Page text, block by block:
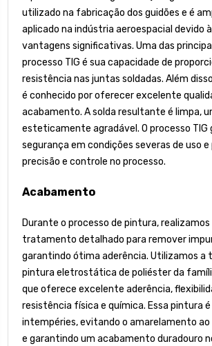
utilizado na fabricação dos guidões e é
aplicado na indústria aeroespacial devido
vantagens significativas. Uma das
processo TIG é sua capacidade de
resistência nas juntas soldadas. Além
é conhecido por oferecer excelente
acabamento. A solda resultante é limpa,
esteticamente agradável. O processo TIG
segurança em condições severas de uso
precisão e controle no processo.
Acabamento
Durante o processo de pintura,
tratamento detalhado para remover
garantindo ótima aderência. Utilizamos a
pintura eletrostática de poliéster da
que oferece excelente aderência,
resistência física e química. Essa pintura
intempéries, evitando o amarelamento ao
e garantindo um acabamento duradouro